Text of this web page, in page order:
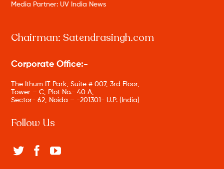
Media Partner: UV India News
Chairman: Satendrasingh.com
Corporate Office:-
The Ithum IT Park, Suite # 007, 3rd Floor,
Tower – C, Plot No.- 40 A,
Sector- 62, Noida – -201301- U.P. (India)
Follow Us